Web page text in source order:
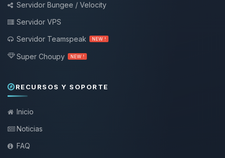
Servidor Bungee / Velocity
Servidor VPS
Servidor Teamspeak
NEW !
Super Choupy NEW !
RECURSOS Y SOPORTE
Inicio
Noticias
FAQ